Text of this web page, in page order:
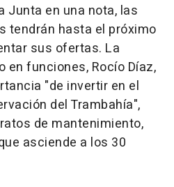
Junta en una nota, las
tendrán hasta el próximo
sus ofertas. La
en funciones, Rocío Díaz,
"de invertir en el
del Trambahía",
de mantenimiento,
asciende a los 30